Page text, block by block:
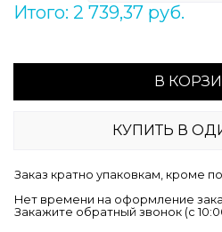
Итого: 2 739,37 руб.
В
КУПИТЬ В
Заказ кратно упаковкам, кроме
Нет времени на оформление
Закажите обратный звонок (c